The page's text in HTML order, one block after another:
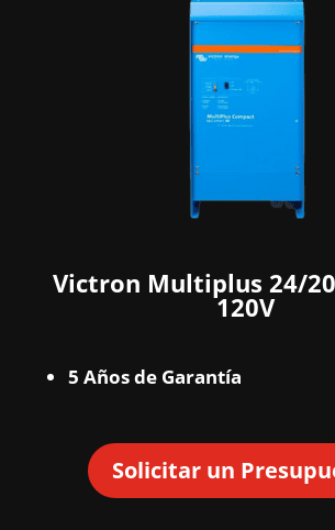
Victron Multiplus 24/
120V
5 Años de Garantía
Solicitar un